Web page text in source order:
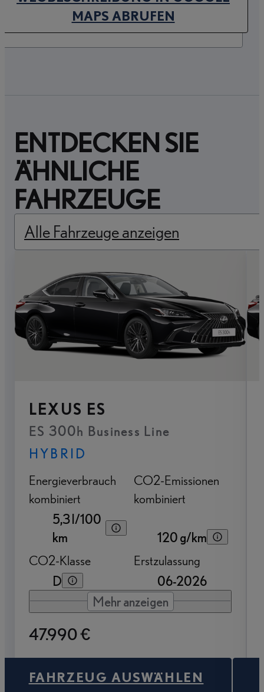
MAPS ABRUFEN(OPENS IN NEW TAB)
ENTDECKEN SIE
ÄHNLICHE
FAHRZEUGE
Alle Fahrzeuge anzeigen
LEXUS ES
ES 300h Business Line
HYBRID
Energieverbrauch
kombiniert
5,3 l/100
km
CO2-Emissionen
kombiniert
120 g/km
CO2-Klasse
D
Erstzulassung
06-2026
Mehr anzeigen
47.990 €
FAHRZEUG AUSWÄHLEN